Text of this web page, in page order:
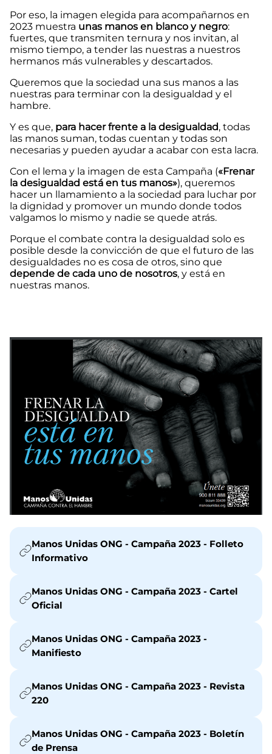
Por eso, la imagen elegida para acompañarnos en
2023 muestra unas manos en blanco y negro:
fuertes, que transmiten ternura y nos invitan, al
mismo tiempo, a tender las nuestras a nuestros
hermanos más vulnerables y descartados.
Queremos que la sociedad una sus manos a las
nuestras para terminar con la desigualdad y el
hambre.
Y es que, para hacer frente a la desigualdad, todas
las manos suman, todas cuentan y todas son
necesarias y pueden ayudar a acabar con esta lacra.
Con el lema y la imagen de esta Campaña («Frenar
la desigualdad está en tus manos»), queremos
hacer un llamamiento a la sociedad para luchar por
la dignidad y promover un mundo donde todos
valgamos lo mismo y nadie se quede atrás.
Porque el combate contra la desigualdad solo es
posible desde la convicción de que el futuro de las
desigualdades no es cosa de otros, sino que
depende de cada uno de nosotros, y está en
nuestras manos.
Manos Unidas ONG - Campaña 2023 - Folleto
Informativo
Manos Unidas ONG - Campaña 2023 - Cartel
Oficial
Manos Unidas ONG - Campaña 2023 -
Manifiesto
Manos Unidas ONG - Campaña 2023 - Revista
220
Manos Unidas ONG - Campaña 2023 - Boletín
de Prensa